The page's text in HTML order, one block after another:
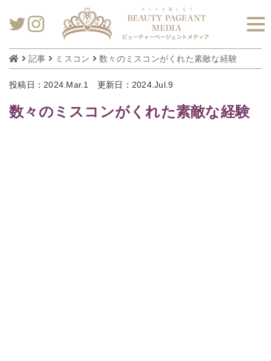
記事 ミスコン 数々のミスコンがくれた素敵な経験
投稿日：2024.Mar.1 更新日：2024.Jul.9
数々のミスコンがくれた素敵な経験